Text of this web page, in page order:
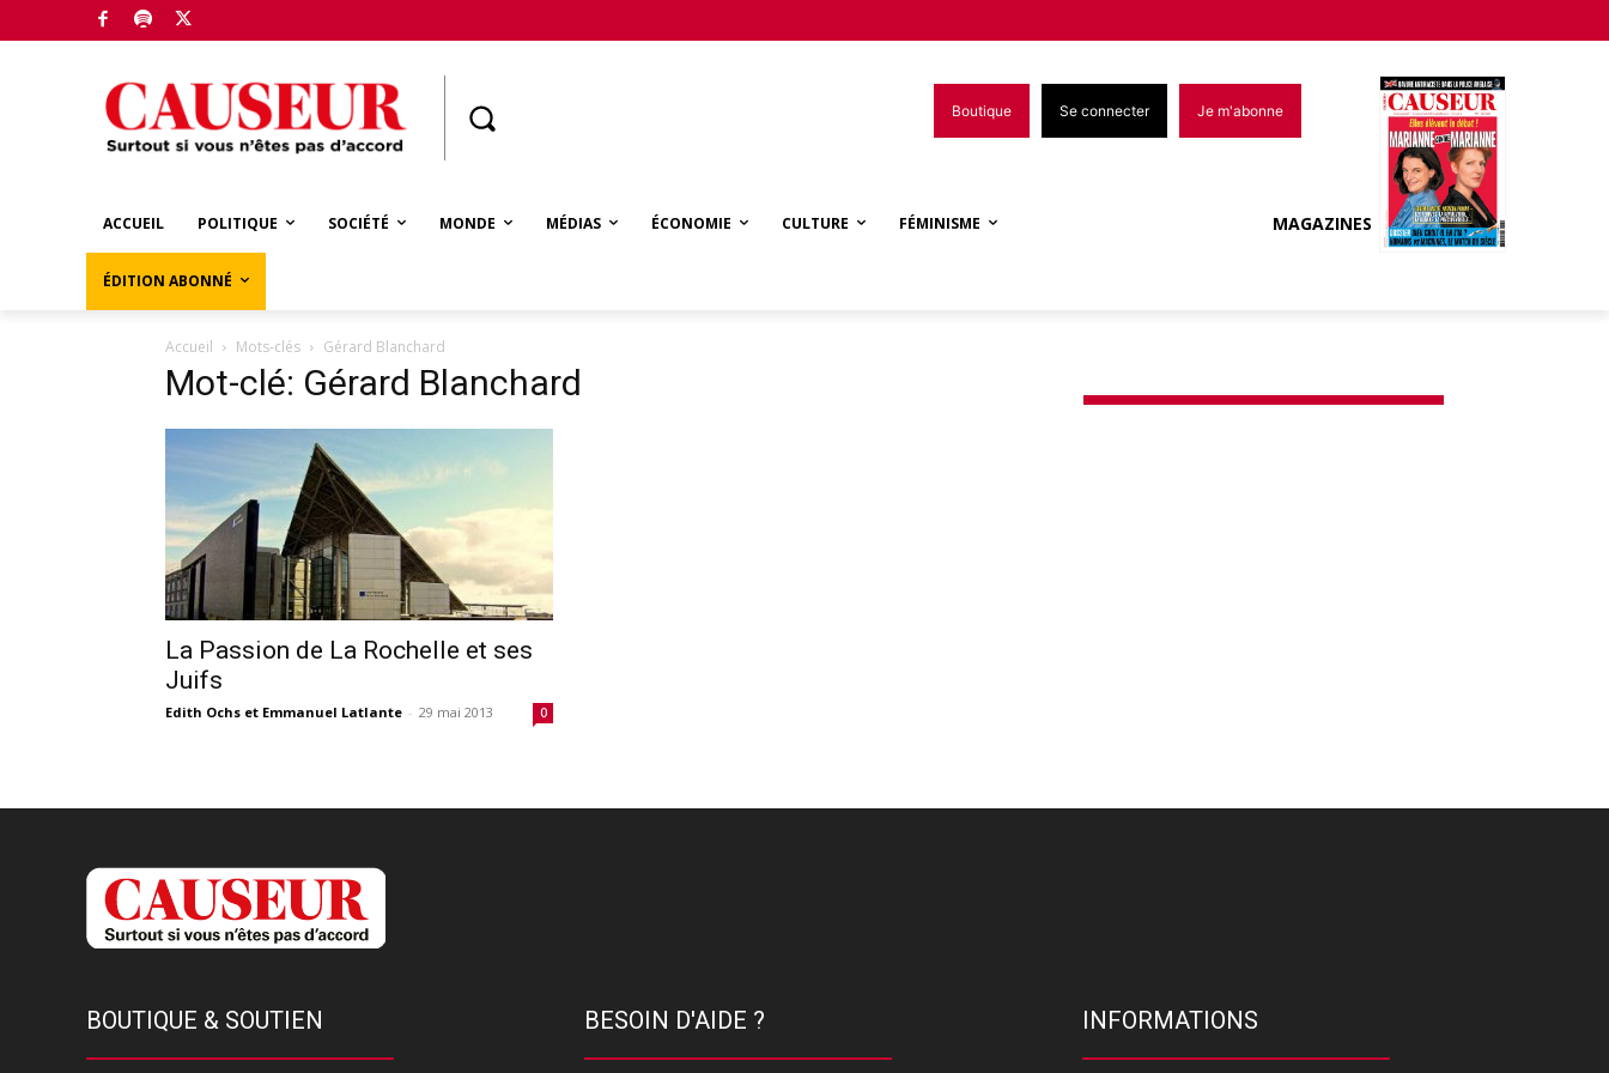
Boutique Se connecter Je m'abonne
ACCUEIL POLITIQUE SOCIÉTÉ MONDE MÉDIAS ÉCONOMIE CULTURE FÉMINISME
ÉDITION ABONNÉ
MAGAZINES
Accueil Mots-clés Gérard Blanchard
Mot-clé: Gérard Blanchard
La Passion de La Rochelle et ses
Juifs
Edith Ochs et Emmanuel Latlante - 29 mai 2013 0
BOUTIQUE & SOUTIEN BESOIN D'AIDE ? INFORMATIONS